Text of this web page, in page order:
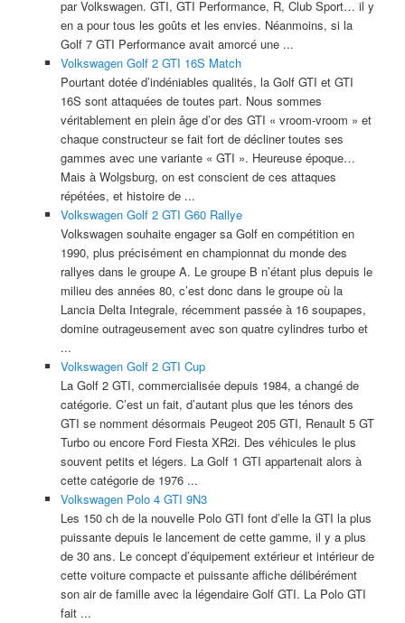
par Volkswagen. GTI, GTI Performance, R, Club Sport… il y
en a pour tous les goûts et les envies. Néanmoins, si la
Golf 7 GTI Performance avait amorcé une ...
Volkswagen Golf 2 GTI 16S Match
Pourtant dotée d’indéniables qualités, la Golf GTI et GTI
16S sont attaquées de toutes part. Nous sommes
véritablement en plein âge d’or des GTI « vroom-vroom » et
chaque constructeur se fait fort de décliner toutes ses
gammes avec une variante « GTI ». Heureuse époque…
Mais à Wolgsburg, on est conscient de ces attaques
répétées, et histoire de ...
Volkswagen Golf 2 GTI G60 Rallye
Volkswagen souhaite engager sa Golf en compétition en
1990, plus précisément en championnat du monde des
rallyes dans le groupe A. Le groupe B n’étant plus depuis le
milieu des années 80, c’est donc dans le groupe où la
Lancia Delta Integrale, récemment passée à 16 soupapes,
domine outrageusement avec son quatre cylindres turbo et
...
Volkswagen Golf 2 GTI Cup
La Golf 2 GTI, commercialisée depuis 1984, a changé de
catégorie. C’est un fait, d’autant plus que les ténors des
GTI se nomment désormais Peugeot 205 GTI, Renault 5 GT
Turbo ou encore Ford Fiesta XR2i. Des véhicules le plus
souvent petits et légers. La Golf 1 GTI appartenait alors à
cette catégorie de 1976 ...
Volkswagen Polo 4 GTI 9N3
Les 150 ch de la nouvelle Polo GTI font d’elle la GTI la plus
puissante depuis le lancement de cette gamme, il y a plus
de 30 ans. Le concept d’équipement extérieur et intérieur de
cette voiture compacte et puissante affiche délibérément
son air de famille avec la légendaire Golf GTI. La Polo GTI
fait ...